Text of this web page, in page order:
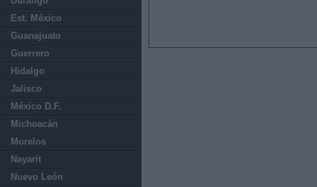
Est. México
Guanajuato
Guerrero
Hidalgo
Jalisco
México D.F.
Michoacán
Morelos
Nayarit
Nuevo León